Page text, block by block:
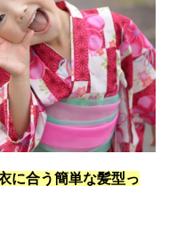
に合う簡単な髪型っ